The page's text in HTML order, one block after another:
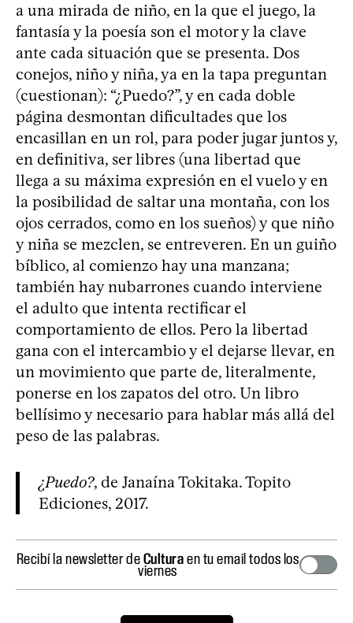
a una mirada de niño, en la que el juego, la
fantasía y la poesía son el motor y la clave
ante cada situación que se presenta. Dos
conejos, niño y niña, ya en la tapa preguntan
(cuestionan): “¿Puedo?”, y en cada doble
página desmontan dificultades que los
encasillan en un rol, para poder jugar juntos y,
en definitiva, ser libres (una libertad que
llega a su máxima expresión en el vuelo y en
la posibilidad de saltar una montaña, con los
ojos cerrados, como en los sueños) y que niño
y niña se mezclen, se entreveren. En un guiño
bíblico, al comienzo hay una manzana;
también hay nubarrones cuando interviene
el adulto que intenta rectificar el
comportamiento de ellos. Pero la libertad
gana con el intercambio y el dejarse llevar, en
un movimiento que parte de, literalmente,
ponerse en los zapatos del otro. Un libro
bellísimo y necesario para hablar más allá del
peso de las palabras.
¿Puedo?, de Janaína Tokitaka. Topito
Ediciones, 2017.
Recibí la newsletter deCulturaen tu email todos los
viernes